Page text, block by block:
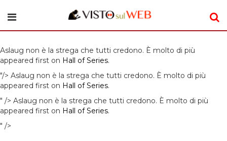
Aslaug non è la strega che tutti credono. È molto di più
appeared first on Hall of Series.
"/> Aslaug non è la strega che tutti credono. È molto di più
appeared first on Hall of Series.
" /> Aslaug non è la strega che tutti credono. È molto di più
appeared first on Hall of Series.
" />